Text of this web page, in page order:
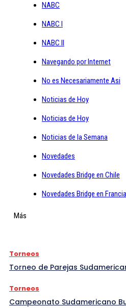
NABC
NABC I
NABC II
Navegando por Internet
No es Necesariamente Asi
Noticias de Hoy
Noticias de Hoy
Noticias de la Semana
Novedades
Novedades Bridge en Chile
Novedades Bridge en Francia
Más
Torneos
Torneo de Parejas
Torneos
Campeonato Sudamericano